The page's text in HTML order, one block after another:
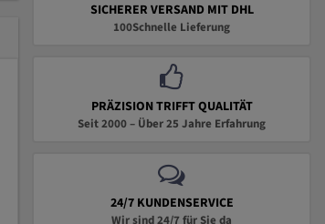
SICHERER VERSAND MIT DHL
100Schnelle Lieferung
PRÄZISION TRIFFT QUALITÄT
Seit 2000 – Über 25 Jahre Erfahrung
24/7 KUNDENSERVICE
Wir sind 24/7 für Sie da